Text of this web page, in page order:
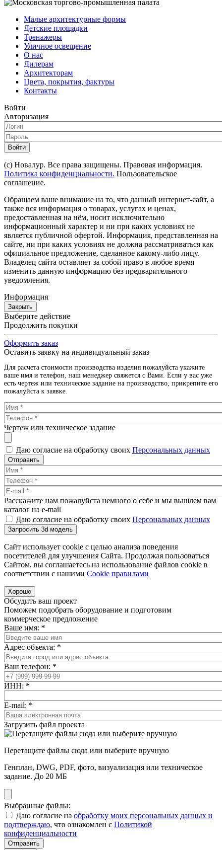
Малые архитектурные формы
Детские площадки
Тренажеры
Уличное освещение
О нас
Дилерам
Архитекторам
Цвета, покрытия, фактуры
Контакты
Войти
Авторизация
Войти
(с) Новалур. Все права защищены. Правовая информация.
Политика конфиденциальности. Пользовательское
соглашение.
Обращаем ваше внимание на то, что данный интернет-сайт, а
также вся информация о товарах, услугах и ценах,
предоставленная на нём, носит исключительно
информационный характер и ни при каких условиях не
является публичной офертой. Информация, представленная на
сайте, ни при каких условиях не должна рассматриваться как
официальное предложение, сделанное какому-либо лицу.
Владелец сайта оставляет за собой право в любое время
изменить данную информацию без предварительного
уведомления.
Информация
Закрыть
Выберите действие
Продолжить покупки
Оформить заказ
Оставить заявку на индивидуальный заказ
Для расчета стоимости производства изделия пожалуйста укажите
ваше имя и телефон, наш менеджер свяжется с Вами. Если у вас уже
есть чертеж или техническое задание на производство, прикрепите его
пожалуйста к заявке.
Чертеж или техническое задание
Даю согласие на обработку своих Персональных данных
Отправить
Расскажите нам пожалуйста немного о себе и мы вышлем вам
каталог на e-mail
Даю согласие на обработку своих Персональных данных
Запросить 3d модель
Сайт использует cookie с целью анализа поведения
посетителей для улучшения Сайта. Продолжая пользоваться
Сайтом, вы соглашаетесь на использование файлов cookie в
соответствии с нашими Cookiе правилами
Хорошо
Обсудить ваш проект
Поможем подобрать оборудование и подготовим
коммерческое предложение
Ваше имя: *
Адрес объекта: *
Ваш телефон: *
ИНН: *
E-mail: *
Загрузить файл проекта
Перетащите файлы сюда или выберите вручную
Генплан, DWG, PDF, фото, визуализация или техническое
задание. До 20 МБ
Выбранные файлы:
Даю согласие на обработку моих персональных данных и
подтверждаю, что ознакомлен с Политикой
конфиденциальности
Отправить